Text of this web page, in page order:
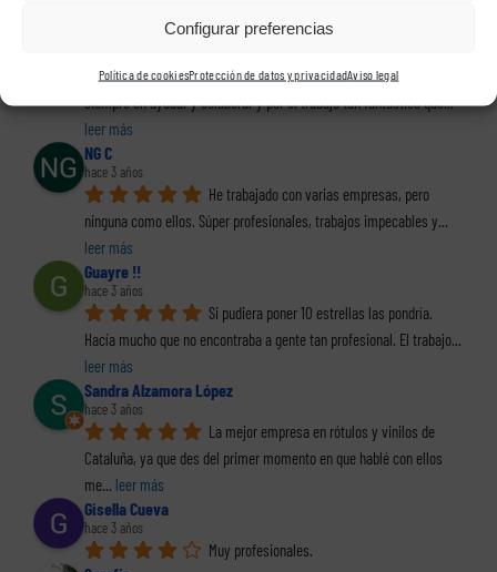
Configurar preferencias
Política de cookiesProtección de datos y privacidadAviso legal
Gracias de corazón por vuestra, disposición
siempre en ayudar y colaborar y por el trabajo tan fantástico que ...
leer más
NG C
hace 3 años
He trabajado con varias empresas, pero
ninguna como ellos. Súper profesionales, trabajos impecables y
leer más
Guayre !!
hace 3 años
Si pudiera poner 10 estrellas las pondría.
Hacía mucho que no encontraba a gente tan profesional. El trabajo
leer más
Sandra Alzamora López
hace 3 años
La mejor empresa en rótulos y vinilos de
Cataluña, ya que des del primer momento en que hablé con ellos
me... leer más
Gisella Cueva
hace 3 años
Muy profesionales.